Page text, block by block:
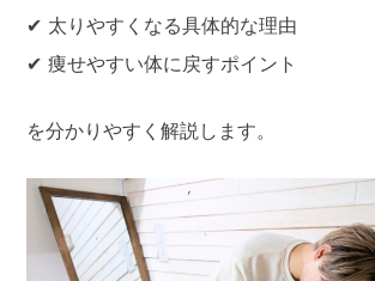
✔ 太りやすくなる具体的な理由
✔ 痩せやすい体に戻すポイント
を分かりやすく解説します。